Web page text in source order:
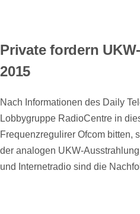
Private fordern
2015
Nach Informationen des Daily
Lobbygruppe RadioCentre in
Frequenzregulirer Ofcom bitten,
der analogen UKW-
und Internetradio sind die